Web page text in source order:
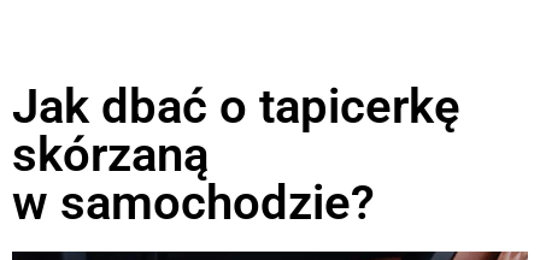
Jak dbać o tapicerkę
skórzaną
w samochodzie?